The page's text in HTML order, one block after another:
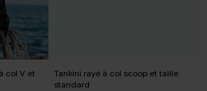
col V et
Tankini rayé à col scoop et taille
standard